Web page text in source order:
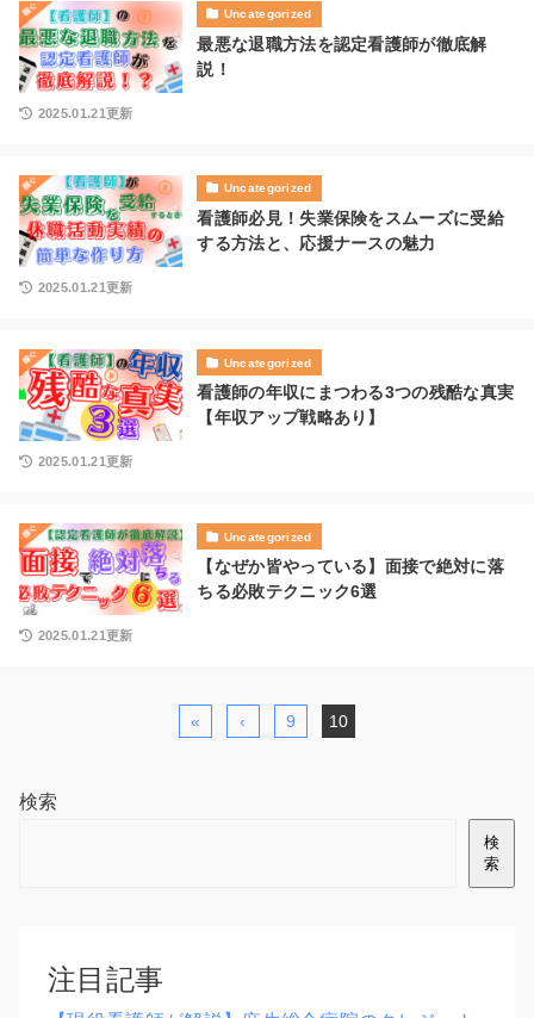
Uncategorized
最悪な退職方法を認定看護師が徹底解
説！
2025.01.21更新
Uncategorized
看護師必見！失業保険をスムーズに受給
する方法と、応援ナースの魅力
2025.01.21更新
Uncategorized
看護師の年収にまつわる3つの残酷な真実
【年収アップ戦略あり】
2025.01.21更新
Uncategorized
【なぜか皆やっている】面接で絶対に落
ちる必敗テクニック6選
2025.01.21更新
« ‹ 9 10
検索
検
索
注目記事